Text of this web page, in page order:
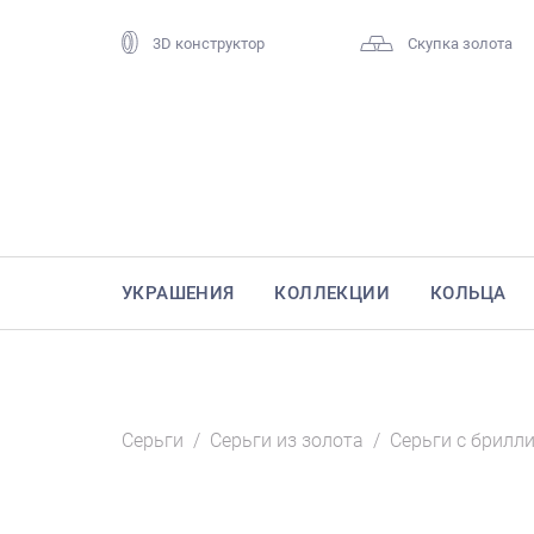
3D конструктор Скупка золота
УКРАШЕНИЯ КОЛЛЕКЦИИ КОЛЬЦА
Серьги / Серьги из золота / Серьги с